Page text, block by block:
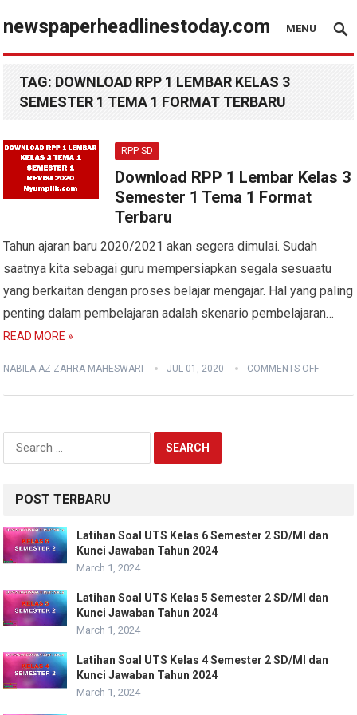
newspaperheadlinestoday.com MENU
TAG: DOWNLOAD RPP 1 LEMBAR KELAS 3
SEMESTER 1 TEMA 1 FORMAT TERBARU
RPP SD
Download RPP 1 Lembar Kelas 3
Semester 1 Tema 1 Format
Terbaru
Tahun ajaran baru 2020/2021 akan segera dimulai. Sudah
saatnya kita sebagai guru mempersiapkan segala sesuaatu
yang berkaitan dengan proses belajar mengajar. Hal yang paling
penting dalam pembelajaran adalah skenario pembelajaran…
READ MORE »
NABILA AZ-ZAHRA MAHESWARI JUL 01, 2020 COMMENTS OFF
Search
for:
POST TERBARU
Latihan Soal UTS Kelas 6 Semester 2 SD/MI dan
Kunci Jawaban Tahun 2024
March 1, 2024
Latihan Soal UTS Kelas 5 Semester 2 SD/MI dan
Kunci Jawaban Tahun 2024
March 1, 2024
Latihan Soal UTS Kelas 4 Semester 2 SD/MI dan
Kunci Jawaban Tahun 2024
March 1, 2024